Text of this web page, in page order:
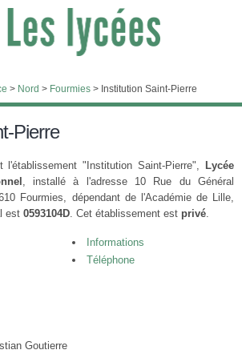
> Nord > Fourmies > Institution Saint-Pierre
Pierre
"Institution Saint-Pierre",
Lycée
, installé à l'adresse 10 Rue du Général
Fourmies, dépendant de l'Académie de Lille,
est 0593104D. Cet établissement est privé.
Informations
Téléphone
Goutierre